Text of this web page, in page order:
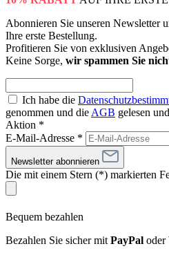
Abonnieren Sie unseren Newsletter
Ihre erste Bestellung.
Profitieren Sie von exklusiven
Keine Sorge, wir spammen Sie
Ich habe die
genommen und die AGB gelesen
Aktion *
E-Mail-Adresse *
Newsletter abonnieren
Die mit einem Stern (*) markierten
Bequem bezahlen
Bezahlen Sie sicher mit PayPal oder